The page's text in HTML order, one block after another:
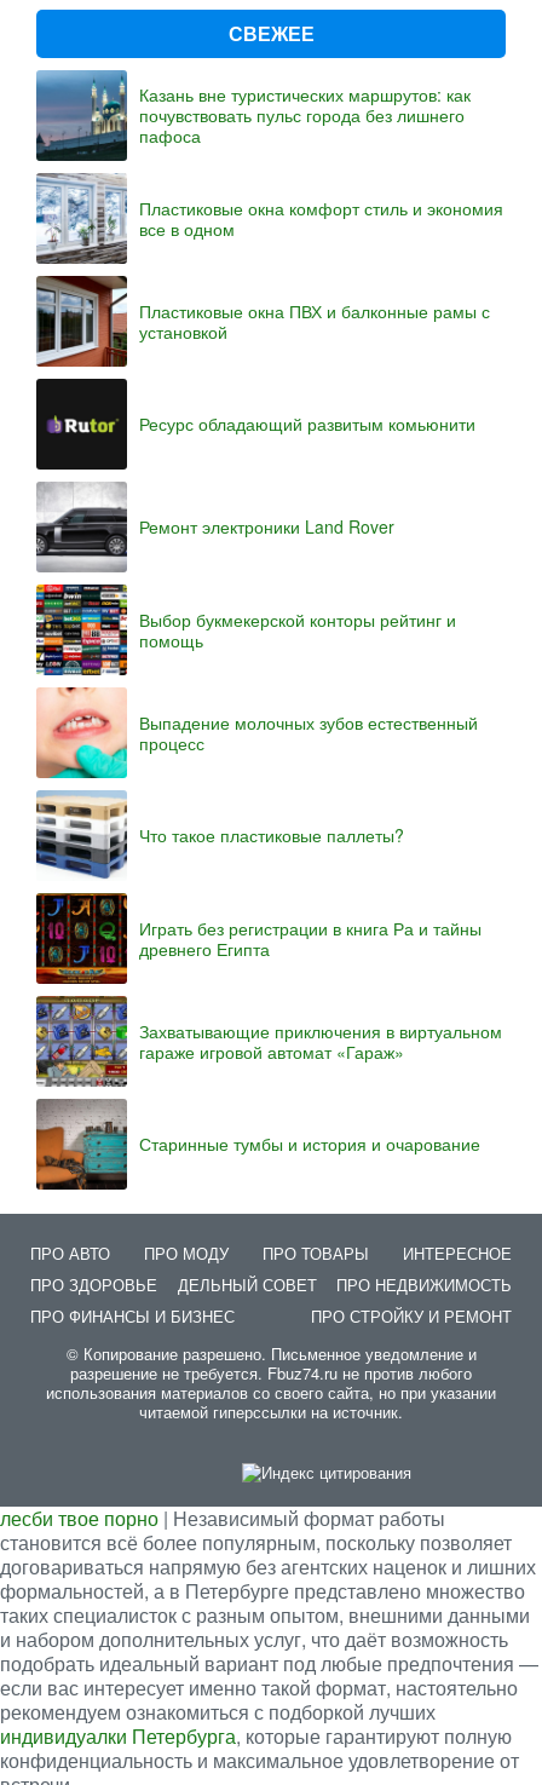
СВЕЖЕЕ
Казань вне туристических маршрутов: как
почувствовать пульс города без лишнего
пафоса
Пластиковые окна комфорт стиль и экономия
все в одном
Пластиковые окна ПВХ и балконные рамы с
установкой
Ресурс обладающий развитым комьюнити
Ремонт электроники Land Rover
Выбор букмекерской конторы рейтинг и
помощь
Выпадение молочных зубов естественный
процесс
Что такое пластиковые паллеты?
Играть без регистрации в книга Ра и тайны
древнего Египта
Захватывающие приключения в виртуальном
гараже игровой автомат «Гараж»
Старинные тумбы и история и очарование
ПРО АВТО ПРО МОДУ ПРО ТОВАРЫ
ИНТЕРЕСНОЕ
ПРО ЗДОРОВЬЕ
ДЕЛЬНЫЙ СОВЕТ
ПРО НЕДВИЖИМОСТЬ
ПРО ФИНАНСЫ И БИЗНЕС
ПРО СТРОЙКУ И РЕМОНТ
© Копирование разрешено. Письменное уведомление и
разрешение не требуется. Fbuz74.ru не против любого
использования материалов со своего сайта, но при указании
читаемой гиперссылки на источник.
лесби твое порно | Независимый формат работы
становится всё более популярным, поскольку позволяет
договариваться напрямую без агентских наценок и лишних
формальностей, а в Петербурге представлено множество
таких специалисток с разным опытом, внешними данными
и набором дополнительных услуг, что даёт возможность
подобрать идеальный вариант под любые предпочтения —
если вас интересует именно такой формат, настоятельно
рекомендуем ознакомиться с подборкой лучших
индивидуалки Петербурга, которые гарантируют полную
конфиденциальность и максимальное удовлетворение от